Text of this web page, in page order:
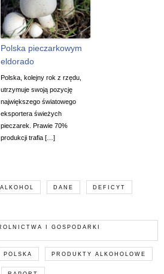
Polska pieczarkowym
eldorado
Polska, kolejny rok z rzędu,
utrzymuje swoją pozycję
największego światowego
eksportera świeżych
pieczarek. Prawie 70%
produkcji trafia […]
ALKOHOL DANE DEFICYT
I GOSPODARKI
POLSKA PRODUKTY ALKOHOLOWE